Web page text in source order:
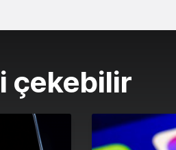
çekebilir